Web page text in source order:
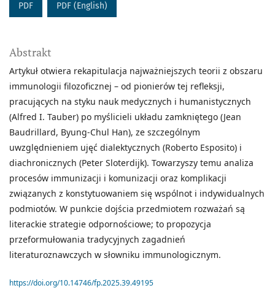
PDF PDF (English)
Abstrakt
Artykuł otwiera rekapitulacja najważniejszych teorii z obszaru
immunologii filozoficznej – od pionierów tej refleksji,
pracujących na styku nauk medycznych i humanistycznych
(Alfred I. Tauber) po myślicieli układu zamkniętego (Jean
Baudrillard, Byung-Chul Han), ze szczególnym
uwzględnieniem ujęć dialektycznych (Roberto Esposito) i
diachronicznych (Peter Sloterdijk). Towarzyszy temu analiza
procesów immunizacji i komunizacji oraz komplikacji
związanych z konstytuowaniem się wspólnot i indywidualnych
podmiotów. W punkcie dojścia przedmiotem rozważań są
literackie strategie odpornościowe; to propozycja
przeformułowania tradycyjnych zagadnień
literaturoznawczych w słowniku immunologicznym.
https://doi.org/10.14746/fp.2025.39.49195